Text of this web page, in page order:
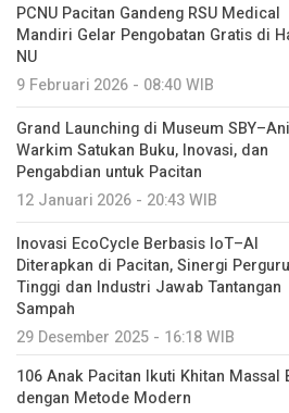
PCNU Pacitan Gandeng RSU Medical
Mandiri Gelar Pengobatan Gratis di
NU
9 Februari 2026 - 08:40 WIB
Grand Launching di Museum
Warkim Satukan Buku, Inovasi, dan
Pengabdian untuk Pacitan
12 Januari 2026 - 20:43 WIB
Inovasi EcoCycle Berbasis IoT–AI
Diterapkan di Pacitan, Sinergi
Tinggi dan Industri Jawab Tantangan
Sampah
29 Desember 2025 - 16:18 WIB
106 Anak Pacitan Ikuti Khitan Massal
dengan Metode Modern